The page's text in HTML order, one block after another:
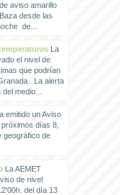
aviso amarillo
desde las
de...
La
el nivel de
que podrían
La alerta
medio...
emitido un Aviso
días 8,
geográfico de
La AEMET
de nivel
del día 13